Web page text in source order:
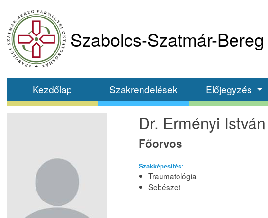
Szabolcs-Szatmár-
Kezdőlap Szakrendelések Előjegyzés
Dr. Erményi István
Főorvos
Szakképesítés:
Traumatológia
Sebészet